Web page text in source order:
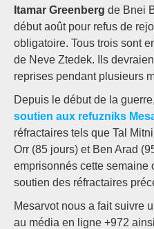
Itamar Greenberg de Bnei
début août pour refus de
obligatoire. Tous trois sont
de Neve Ztedek. Ils
reprises pendant plusieurs
Depuis le début de la guerre,
soutien aux refuzniks
réfractaires tels que Tal
Orr (85 jours) et Ben Arad
emprisonnés cette semaine
soutien des réfractaires
Mesarvot nous a fait suivre
au média en ligne +972